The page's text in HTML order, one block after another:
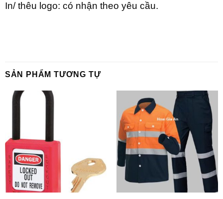
In/ thêu logo: có nhận theo yêu cầu.
SẢN PHẨM TƯƠNG TỰ